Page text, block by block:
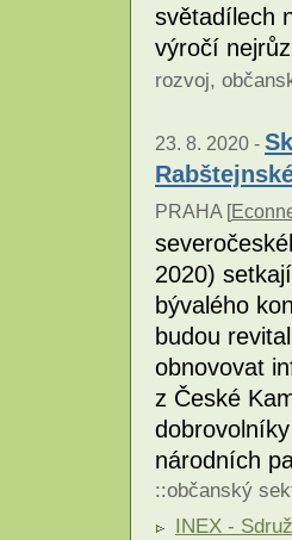
světadílech
výročí
rozvoj,
23. 8. 2020 -
PRAHA [
2020)
bývalého
budou
obnovovat
z České
národních
::občanský
INEX -